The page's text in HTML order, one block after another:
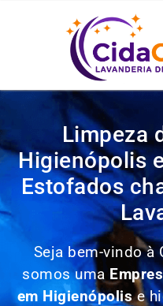
Limpeza
Higienópolis
Estofados
Seja bem-vindo à
somos uma
em Higienópolise